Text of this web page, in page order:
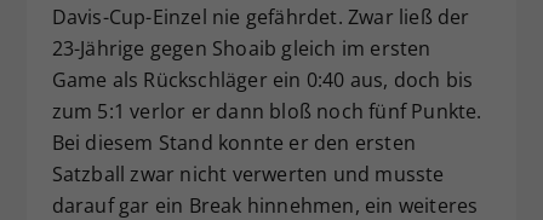
Davis-Cup-Einzel nie gefährdet. Zwar ließ der
23-Jährige gegen Shoaib gleich im ersten
Game als Rückschläger ein 0:40 aus, doch bis
zum 5:1 verlor er dann bloß noch fünf Punkte.
Bei diesem Stand konnte er den ersten
Satzball zwar nicht verwerten und musste
darauf gar ein Break hinnehmen, ein weiteres